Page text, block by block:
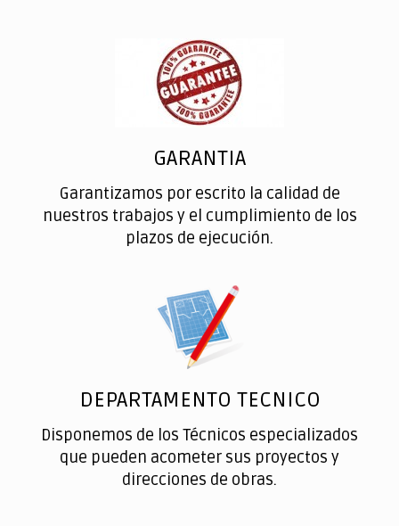
GARANTIA
Garantizamos por escrito la calidad de
nuestros trabajos y el cumplimiento de los
plazos de ejecución.
DEPARTAMENTO TECNICO
Disponemos de los Técnicos especializados
que pueden acometer sus proyectos y
direcciones de obras.